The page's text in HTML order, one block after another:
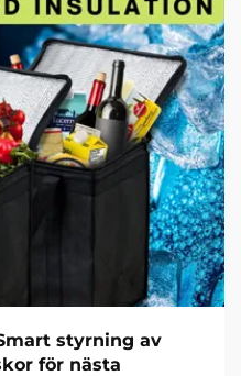
styrning av
för nästa